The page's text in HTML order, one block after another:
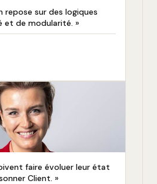
repose sur des logiques
et de modularité. »
faire évoluer leur état
Client. »